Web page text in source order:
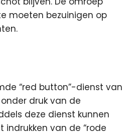
moeten bezuinigen op
“red button”-dienst van
druk van de
deze dienst kunnen
indrukken van de “rode